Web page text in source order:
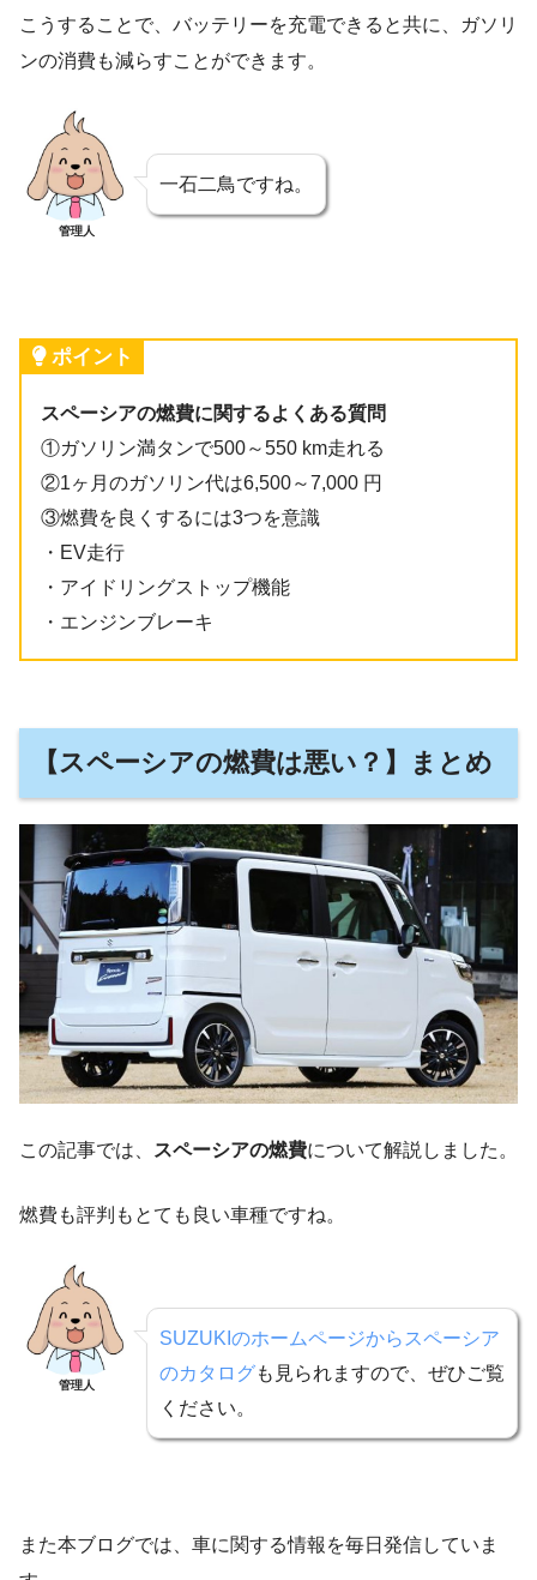
こうすることで、バッテリーを充電できると共に、ガソリ
ンの消費も減らすことができます。
管理人
一石二鳥ですね。
ポイント
スペーシアの燃費に関するよくある質問
①ガソリン満タンで500～550 km走れる
②1ヶ月のガソリン代は6,500～7,000 円
③燃費を良くするには3つを意識
・EV走行
・アイドリングストップ機能
・エンジンブレーキ
【スペーシアの燃費は悪い？】まとめ
この記事では、 スペーシアの燃費について解説しました。
燃費も評判もとても良い車種ですね。
管理人
SUZUKIのホームページからスペーシア
のカタログも見られますので、ぜひご覧
ください。
また本ブログでは、車に関する情報を毎日発信していま